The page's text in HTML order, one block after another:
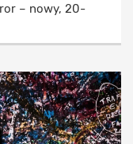
– nowy, 20-